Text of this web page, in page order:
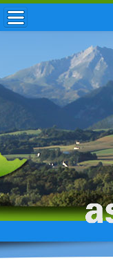
ACCUEIL /
MUNICIPALITÉ
VIE LOCALE
ENFANCE
TOURISME
HISTOIRE